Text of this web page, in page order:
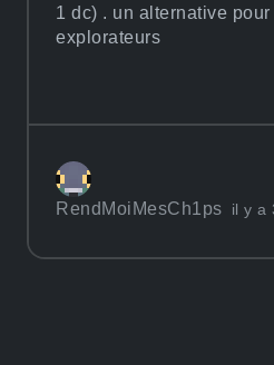
1 dc) . un alternative pour
explorateurs
RendMoiMesCh1ps il y a